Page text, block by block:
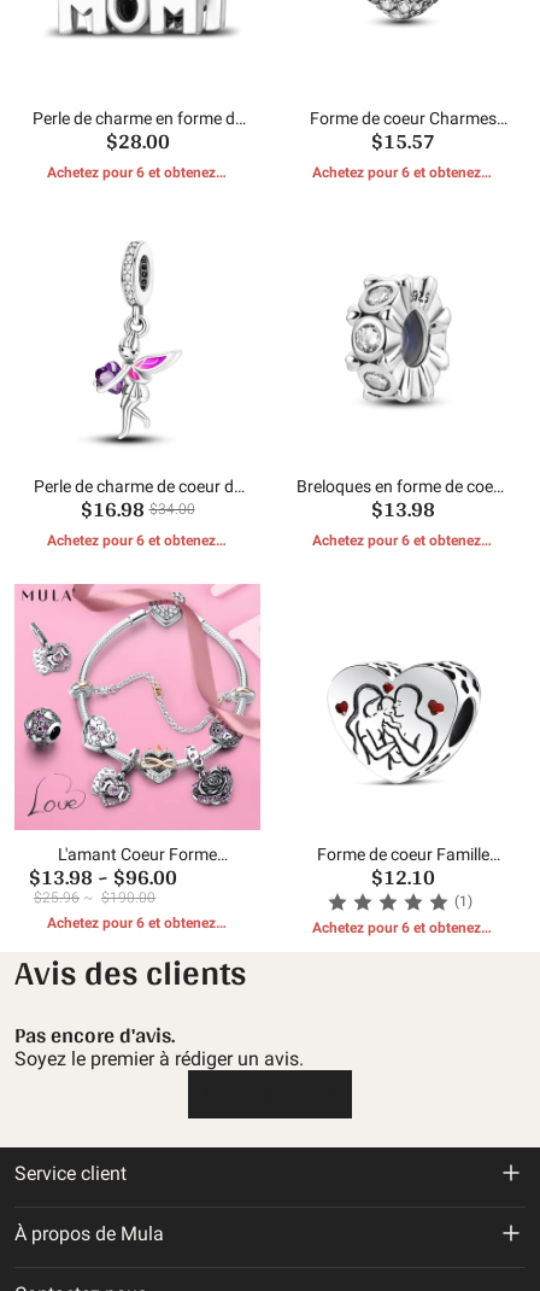
Perle de charme en forme de
coeur d'amour
$28.00
Achetez pour 6 et obtenez 1
Forme de coeur Charmes
Perles
$15.57
Achetez pour 6 et obtenez 1
Perle de charme de coeur de
fée
$16.98 $34.00
Achetez pour 6 et obtenez 1
Breloques en forme de coeur
Perles d'espacement
$13.98
Achetez pour 6 et obtenez 1
L'amant Coeur Forme
Charms Perles
$13.98~$96.00
$25.96 ~ $190.00
Achetez pour 6 et obtenez 1
Forme de coeur Famille
Charms Perles
$12.10
(1)
Achetez pour 6 et obtenez 1
Avis des clients
Pas encore d'avis.
Soyez le premier à rédiger un avis.
Service client
À propos de Mula